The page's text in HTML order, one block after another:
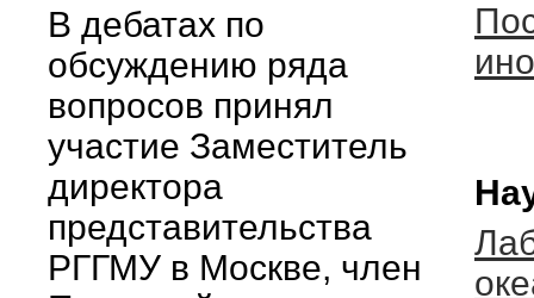
В дебатах по
обсуждению ряда
вопросов принял
участие Заместитель
директора
представительства
РГГМУ в Москве, член